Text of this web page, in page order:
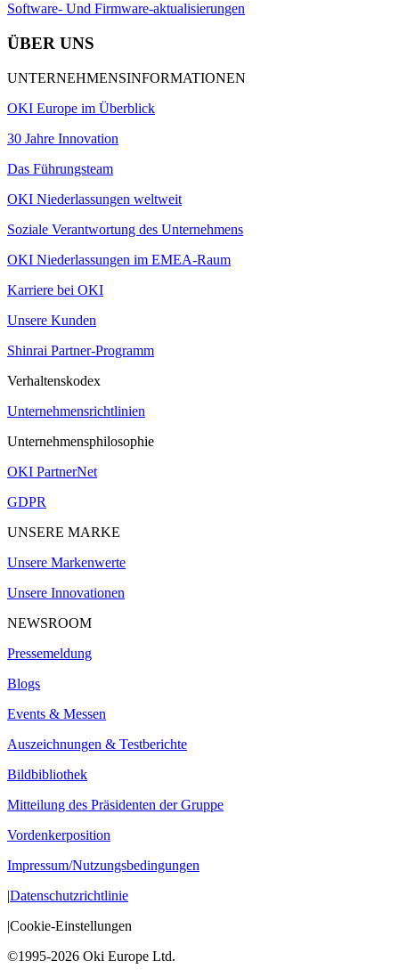
Software- Und Firmware-aktualisierungen
ÜBER UNS
UNTERNEHMENSINFORMATIONEN
OKI Europe im Überblick
30 Jahre Innovation
Das Führungsteam
OKI Niederlassungen weltweit
Soziale Verantwortung des Unternehmens
OKI Niederlassungen im EMEA-Raum
Karriere bei OKI
Unsere Kunden
Shinrai Partner-Programm
Verhaltenskodex
Unternehmensrichtlinien
Unternehmensphilosophie
OKI PartnerNet
GDPR
UNSERE MARKE
Unsere Markenwerte
Unsere Innovationen
NEWSROOM
Pressemeldung
Blogs
Events & Messen
Auszeichnungen & Testberichte
Bildbibliothek
Mitteilung des Präsidenten der Gruppe
Vordenkerposition
Impressum/Nutzungsbedingungen
|Datenschutzrichtlinie
|Cookie-Einstellungen
©1995-2026 Oki Europe Ltd.